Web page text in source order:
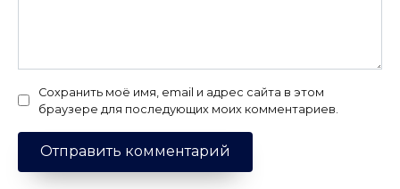
Сохранить моё имя, email и адрес сайта в этом
браузере для последующих моих комментариев.